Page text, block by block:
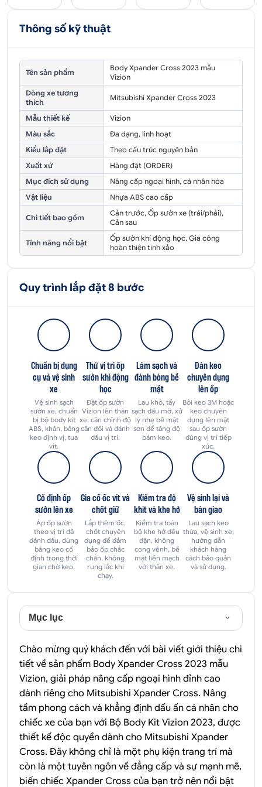
Thông số kỹ thuật
Tên sản phẩm
Body Xpander Cross 2023 mẫu
Vizion
Dòng xe tương
thích
Mitsubishi Xpander Cross 2023
Mẫu thiết kế
Vizion
Màu sắc
Đa dạng, linh hoạt
Kiểu lắp đặt
Theo cấu trúc nguyên bản
Xuất xứ
Hàng đặt (ORDER)
Mục đích sử dụng
Nâng cấp ngoại hình, cá nhân hóa
Vật liệu
Nhựa ABS cao cấp
Chi tiết bao gồm
Cản trước, Ốp sườn xe (trái/phải),
Cản sau
Tính năng nổi bật
Ốp sườn khí động học, Gia công
hoàn thiện tinh xảo
Quy trình lắp đặt 8 bước
Chuẩn bị dụng
cụ và vệ sinh
xe
Vệ sinh sạch
sườn xe, chuẩn
bị bộ body kit
ABS, khăn, băng
keo định vị, tua
vít.
Thử vị trí ốp
sườn khí động
học
Đặt ốp sườn
Vizion lên thân
xe, căn chỉnh độ
cân đối và đánh
dấu vị trí.
Làm sạch và
đánh bóng bề
mặt
Lau khô, tẩy
sạch dầu mỡ, xử
lý nhẹ bề mặt
sơn để tăng độ
bám keo.
Dán keo
chuyên dụng
lên ốp
Bôi keo 3M hoặc
keo chuyên
dụng lên mặt
sau ốp sườn
đúng vị trí tiếp
xúc.
Cố định ốp
sườn lên xe
Áp ốp sườn
theo vị trí đã
đánh dấu, dùng
băng keo cố
định trong thời
gian chờ keo.
Gia cố ốc vít và
chốt giữ
Lắp thêm ốc,
chốt chuyên
dụng để đảm
bảo ốp chắc
chắn, không
rung lắc khi
chạy.
Kiểm tra độ
khít và khe hở
Kiểm tra toàn
bộ khe hở đều
đặn, không
cong vênh, bề
mặt liền mạch
với thân xe.
Vệ sinh lại và
bàn giao
Lau sạch keo
thừa, vệ sinh xe,
hướng dẫn
khách hàng
cách bảo quản
và sử dụng.
Mục lục
Chào mừng quý khách đến với bài viết giới thiệu chi
tiết về sản phẩm Body Xpander Cross 2023 mẫu
Vizion, giải pháp nâng cấp ngoại hình đỉnh cao
dành riêng cho Mitsubishi Xpander Cross. Nâng
tầm phong cách và khẳng định dấu ấn cá nhân cho
chiếc xe của bạn với Bộ Body Kit Vizion 2023, được
thiết kế độc quyền dành cho Mitsubishi Xpander
Cross. Đây không chỉ là một phụ kiện trang trí mà
còn là một tuyên ngôn về đẳng cấp và sự mạnh mẽ,
biến chiếc Xpander Cross của bạn trở nên nổi bật